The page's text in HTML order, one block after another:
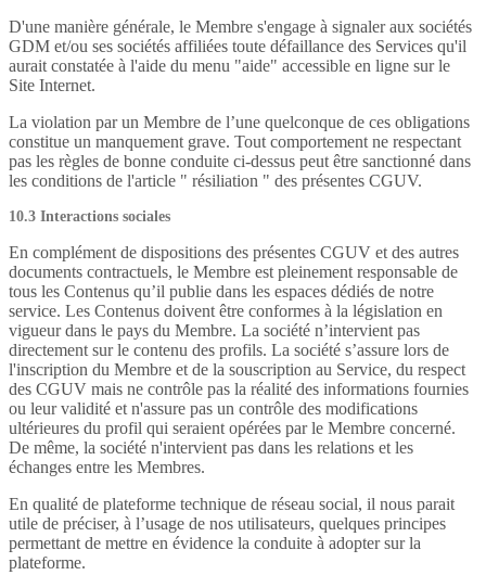
D'une manière générale, le Membre s'engage à signaler aux sociétés
GDM et/ou ses sociétés affiliées toute défaillance des Services qu'il
aurait constatée à l'aide du menu "aide" accessible en ligne sur le
Site Internet.
La violation par un Membre de l’une quelconque de ces obligations
constitue un manquement grave. Tout comportement ne respectant
pas les règles de bonne conduite ci-dessus peut être sanctionné dans
les conditions de l'article " résiliation " des présentes CGUV.
10.3 Interactions sociales
En complément de dispositions des présentes CGUV et des autres
documents contractuels, le Membre est pleinement responsable de
tous les Contenus qu’il publie dans les espaces dédiés de notre
service. Les Contenus doivent être conformes à la législation en
vigueur dans le pays du Membre. La société n’intervient pas
directement sur le contenu des profils. La société s’assure lors de
l'inscription du Membre et de la souscription au Service, du respect
des CGUV mais ne contrôle pas la réalité des informations fournies
ou leur validité et n'assure pas un contrôle des modifications
ultérieures du profil qui seraient opérées par le Membre concerné.
De même, la société n'intervient pas dans les relations et les
échanges entre les Membres.
En qualité de plateforme technique de réseau social, il nous parait
utile de préciser, à l’usage de nos utilisateurs, quelques principes
permettant de mettre en évidence la conduite à adopter sur la
plateforme.